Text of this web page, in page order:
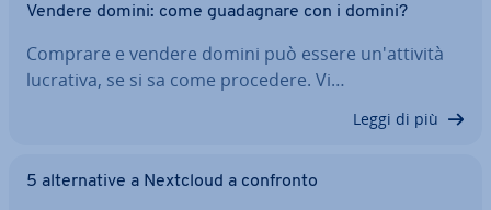
Vendere domini: come gua­da­gna­re con i domini?
Comprare e vendere domini può essere un'at­ti­vi­tà
lucrativa, se si sa come procedere. Vi…
Leggi di più
5 al­ter­na­ti­ve a Nextcloud a confronto